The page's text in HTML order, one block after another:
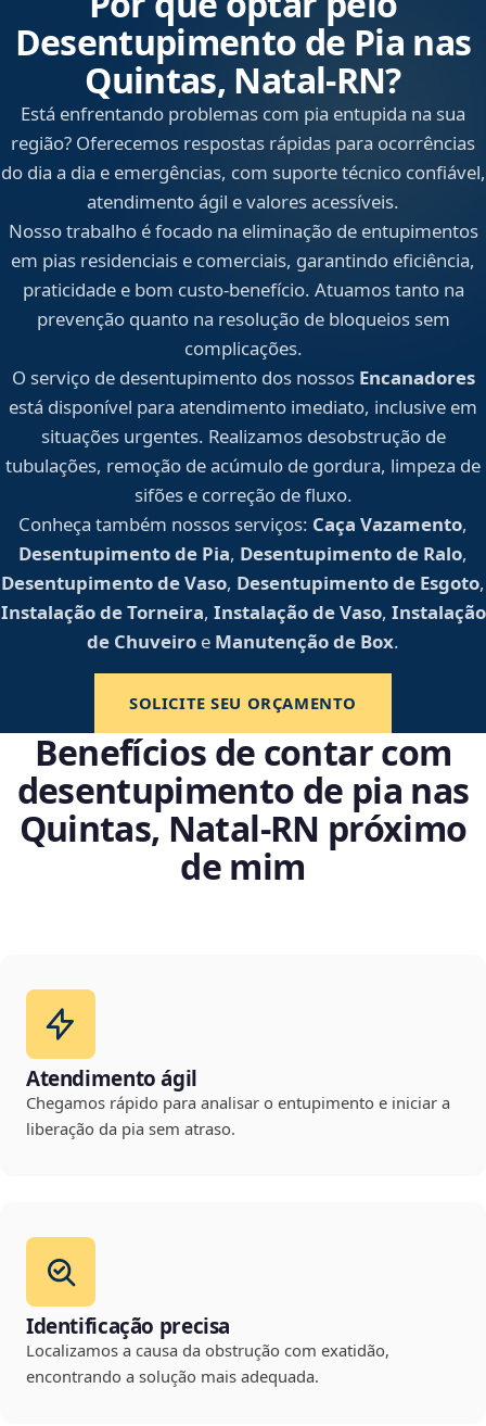
Desentupimento de Pia nas
Quintas, Natal‑RN?
Está enfrentando problemas com pia entupida na sua
região? Oferecemos respostas rápidas para ocorrências
do dia a dia e emergências, com suporte técnico confiável,
atendimento ágil e valores acessíveis.
Nosso trabalho é focado na eliminação de entupimentos
em pias residenciais e comerciais, garantindo eficiência,
praticidade e bom custo-benefício. Atuamos tanto na
prevenção quanto na resolução de bloqueios sem
complicações.
O serviço de desentupimento dos nossos Encanadores
está disponível para atendimento imediato, inclusive em
situações urgentes. Realizamos desobstrução de
tubulações, remoção de acúmulo de gordura, limpeza de
sifões e correção de fluxo.
Conheça também nossos serviços: Caça Vazamento,
Desentupimento de Pia, Desentupimento de Ralo,
Desentupimento de Vaso, Desentupimento de Esgoto,
Instalação de Torneira, Instalação de Vaso, Instalação
de Chuveiro e Manutenção de Box.
SOLICITE SEU ORÇAMENTO
Benefícios de contar com
desentupimento de pia nas
Quintas, Natal‑RN próximo
de mim
Atendimento ágil
Chegamos rápido para analisar o entupimento e iniciar a
liberação da pia sem atraso.
Identificação precisa
Localizamos a causa da obstrução com exatidão,
encontrando a solução mais adequada.